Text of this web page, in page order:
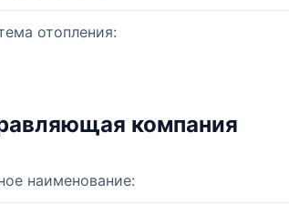
отопления:
компания
наименование: